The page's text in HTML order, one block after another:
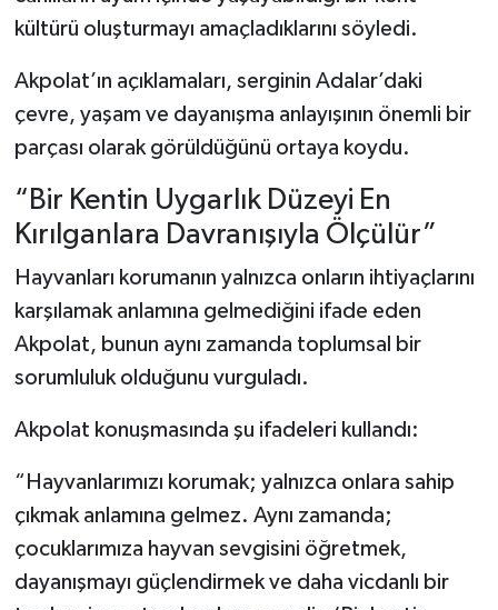
kültürü oluşturmayı amaçladıklarını söyledi.
Akpolat’ın açıklamaları, serginin Adalar’daki
çevre, yaşam ve dayanışma anlayışının önemli bir
parçası olarak görüldüğünü ortaya koydu.
“Bir Kentin Uygarlık Düzeyi En
Kırılganlara Davranışıyla Ölçülür”
Hayvanları korumanın yalnızca onların ihtiyaçlarını
karşılamak anlamına gelmediğini ifade eden
Akpolat, bunun aynı zamanda toplumsal bir
sorumluluk olduğunu vurguladı.
Akpolat konuşmasında şu ifadeleri kullandı:
“Hayvanlarımızı korumak; yalnızca onlara sahip
çıkmak anlamına gelmez. Aynı zamanda;
çocuklarımıza hayvan sevgisini öğretmek,
dayanışmayı güçlendirmek ve daha vicdanlı bir